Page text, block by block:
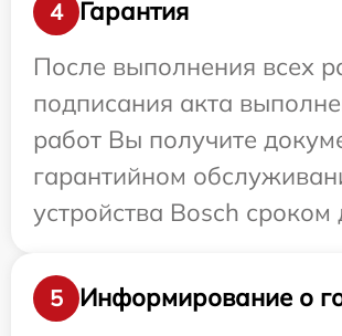
4
Гарантия
После выполнения всех
подписания акта
работ Вы получите
гарантийном
устройства Bosch сроком
5
Информирование о